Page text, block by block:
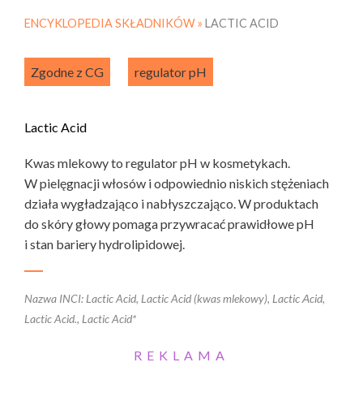
ENCYKLOPEDIA SKŁADNIKÓW » LACTIC ACID
Zgodne z CG regulator pH
Lactic Acid
Kwas mlekowy to regulator pH w kosmetykach.
W pielęgnacji włosów i odpowiednio niskich stężeniach
działa wygładzająco i nabłyszczająco. W produktach
do skóry głowy pomaga przywracać prawidłowe pH
i stan bariery hydrolipidowej.
Nazwa INCI: Lactic Acid, Lactic Acid (kwas mlekowy), Lactic Аcid,
Lactic Acid., Lactic Acid*
REKLAMA